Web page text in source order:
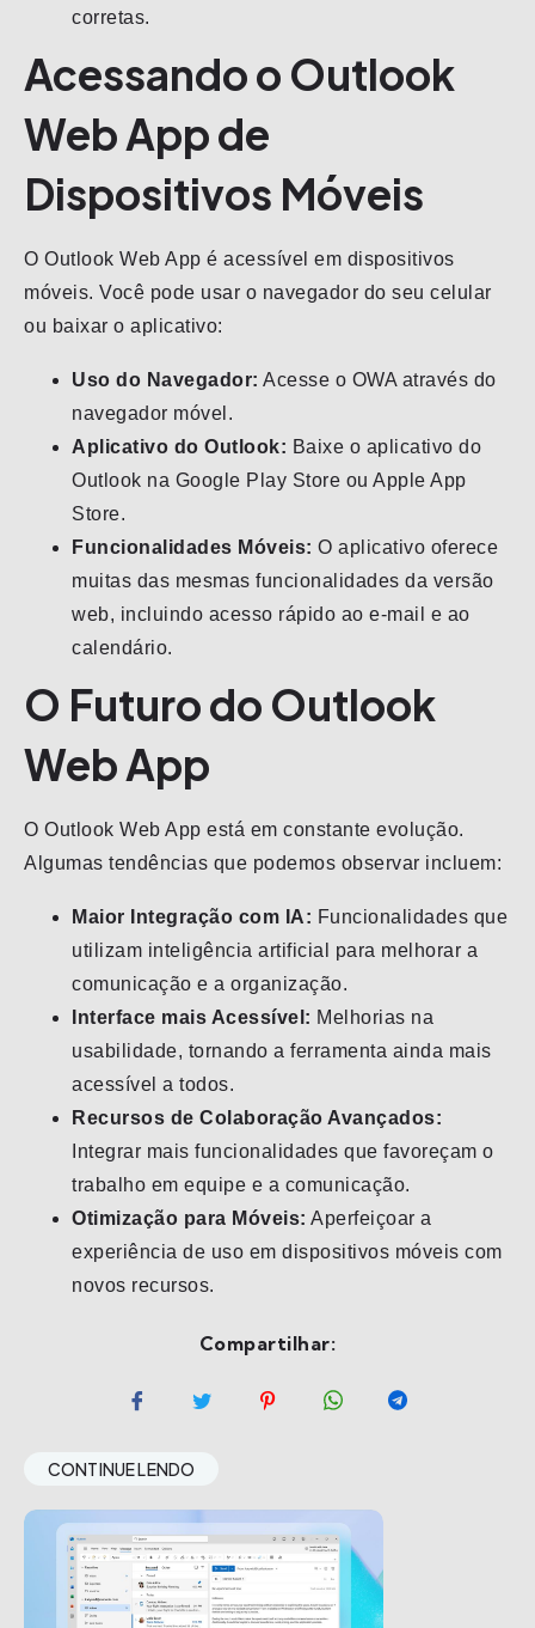
corretas.
Acessando o Outlook
Web App de
Dispositivos Móveis
O Outlook Web App é acessível em dispositivos
móveis. Você pode usar o navegador do seu celular
ou baixar o aplicativo:
Uso do Navegador: Acesse o OWA através do
navegador móvel.
Aplicativo do Outlook: Baixe o aplicativo do
Outlook na Google Play Store ou Apple App
Store.
Funcionalidades Móveis: O aplicativo oferece
muitas das mesmas funcionalidades da versão
web, incluindo acesso rápido ao e-mail e ao
calendário.
O Futuro do Outlook
Web App
O Outlook Web App está em constante evolução.
Algumas tendências que podemos observar incluem:
Maior Integração com IA: Funcionalidades que
utilizam inteligência artificial para melhorar a
comunicação e a organização.
Interface mais Acessível: Melhorias na
usabilidade, tornando a ferramenta ainda mais
acessível a todos.
Recursos de Colaboração Avançados:
Integrar mais funcionalidades que favoreçam o
trabalho em equipe e a comunicação.
Otimização para Móveis: Aperfeiçoar a
experiência de uso em dispositivos móveis com
novos recursos.
Compartilhar:
CONTINUE LENDO